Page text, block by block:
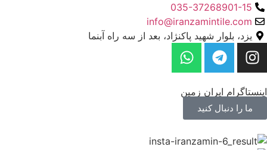
035-37268901-15
info@iranzamintile.com
یزد، بلوار شهید پاکنژاد، بعد از سه راه آبنما
ایران زمین
ما را دنبال کنید